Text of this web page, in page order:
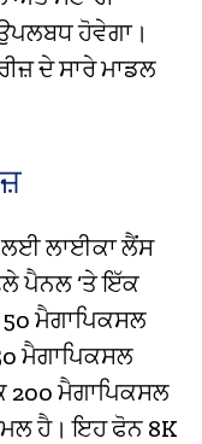
ਹੋਵੇਗਾ।
ਦੇ ਸਾਰੇ ਮਾਡਲ
ਲਈ ਲਾਈਕਾ ਲੈਂਸ
ਪੈਨਲ ‘ਤੇ ਇੱਕ
ਮੈਗਾਪਿਕਸਲ
ਮੈਗਾਪਿਕਸਲ
ਮੈਗਾਪਿਕਸਲ
ਹੈ। ਇਹ ਫੋਨ 8K